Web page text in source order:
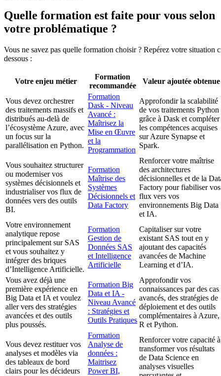
Quelle formation est faite pour vous selon
votre problématique ?
Vous ne savez pas quelle formation choisir ? Repérez votre situation
dessous :
Votre enjeu métier
Formation
recommandée
Valeur ajoutée obtenue
Vous devez orchestrer
des traitements massifs et
distribués au-delà de
l’écosystème Azure, avec
un focus sur la
parallélisation en Python.
Formation
Dask - Niveau
Avancé :
Maîtrisez la
Mise en Œuvre
et la
Programmation
Approfondir la scalabilité
de vos traitements Python
grâce à Dask et compléter
les compétences acquises
sur Azure Synapse et
Spark.
Vous souhaitez structurer
ou moderniser vos
systèmes décisionnels et
industrialiser vos flux de
données vers des outils
BI.
Formation
Maîtrise des
Systèmes
Décisionnels et
Data Factory
Renforcer votre maîtrise
des architectures
décisionnelles et de la
Factory pour fiabiliser vos
flux vers vos
environnements Big Data
et IA.
Votre environnement
analytique repose
principalement sur SAS
et vous souhaitez y
intégrer des briques
d’Intelligence Artificielle.
Formation
Gestion de
Données SAS
et Intelligence
Artificielle
Capitaliser sur votre
existant SAS tout en y
ajoutant des capacités
avancées de Machine
Learning et d’IA.
Vous avez déjà une
première expérience en
Big Data et IA et voulez
aller vers des stratégies
avancées et des outils
plus poussés.
Formation Big
Data et IA -
Niveau Avancé
: Stratégies et
Outils Pratiques
Approfondir vos
connaissances par des cas
avancés, des stratégies de
déploiement et des outils
complémentaires à Azure,
R et Python.
Vous devez restituer vos
analyses et modèles via
des tableaux de bord
clairs pour les décideurs
Formation
Analyse de
données :
Maitrisez
Power BI,
Renforcer votre capacité à
transformer vos résultats
de Data Science en
analyses visuelles